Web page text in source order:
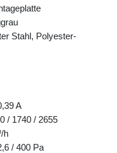
Stahl, Polyester-
A
/ 1740 / 2655
h
/ 400 Pa